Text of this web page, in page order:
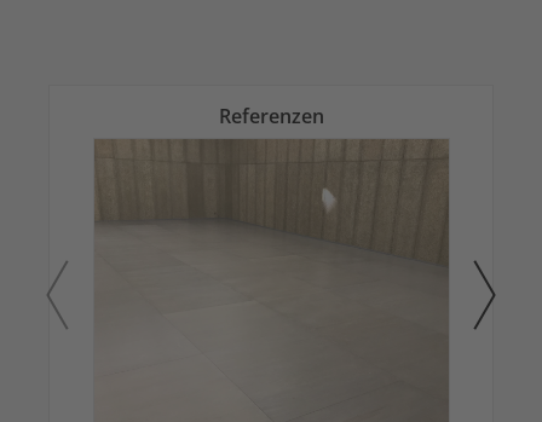
Referenzen